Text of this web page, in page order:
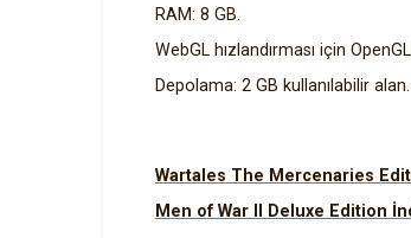
RAM: 8 GB.
WebGL hızlandırması için
Depolama: 2 GB kullanılabilir alan.
Wartales The Mercenaries
Men of War II Deluxe Edition